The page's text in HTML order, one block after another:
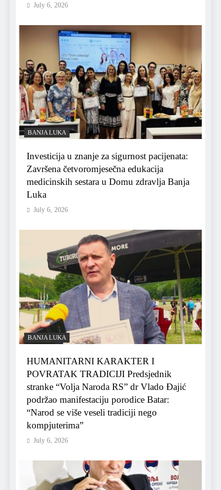
July 6, 2026
BANJA LUKA
Investicija u znanje za sigurnost pacijenata:
Završena četvoromjesečna edukacija
medicinskih sestara u Domu zdravlja Banja
Luka
July 6, 2026
BANJA LUKA
HUMANITARNI KARAKTER I
POVRATAK TRADICIJI Predsjednik
stranke “Volja Naroda RS” dr Vlado Đajić
podržao manifestaciju porodice Batar:
“Narod se više veseli tradiciji nego
kompjuterima”
July 6, 2026